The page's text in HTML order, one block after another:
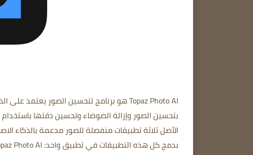
Topaz Photo AIهو برنامج لتحسين الصور يعتمد على
الأصل ثلاثة تطبيقات منفصلة للصور مدعمة بالذكاء